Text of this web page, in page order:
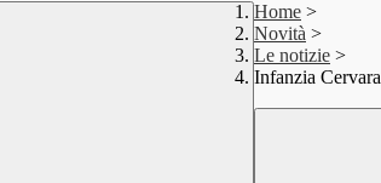
Home >
Novità >
Le notizie >
Infanzia Cervara